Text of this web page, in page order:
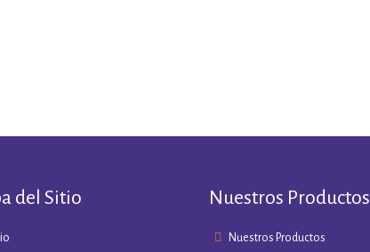
del Sitio Nuestros Productos
Nuestros Productos